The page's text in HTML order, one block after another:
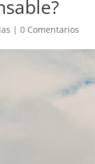
|0 Comentarios